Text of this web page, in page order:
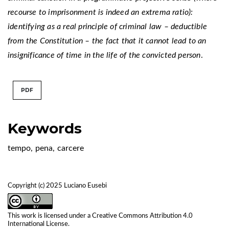
Keywords
tempo, pena, carcere
Copyright (c) 2025 Luciano Eusebi
This work is licensed under a Creative Commons Attribution 4.0
International License.
recourse to imprisonment is indeed an extrema ratio):
identifying as a real principle of criminal law – deductible
from the Constitution – the fact that it cannot lead to an
insignificance of time in the life of the convicted person.
PDF